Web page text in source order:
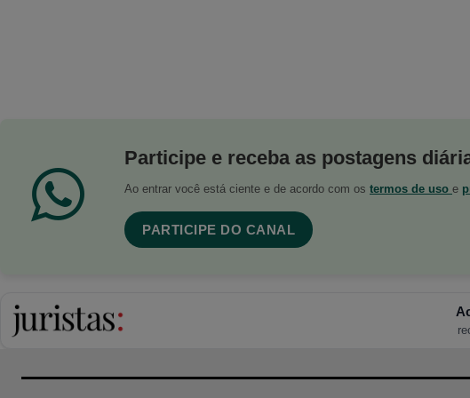
Participe e receba as postagens
Ao entrar você está ciente e de acordo com os termos de uso e
PARTICIPE DO CANAL